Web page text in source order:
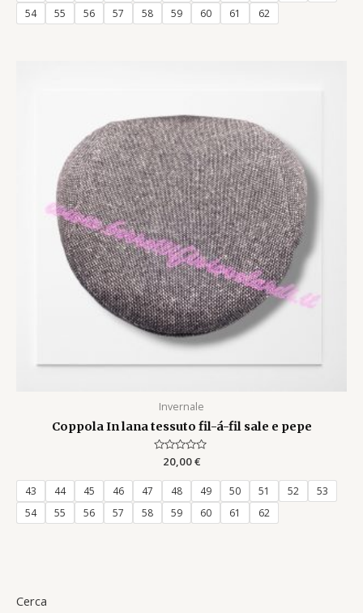
Cerca
54
55 56 57 58 59 60 61 62
Invernale
Coppola In lana tessuto fil-á-fil sale e pepe
Rated
out
20,00€
43 44 45 46 47 48 49 50 51 52
53
54
55 56 57 58 59 60 61 62